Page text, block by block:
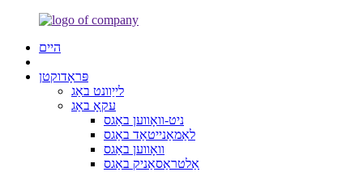
היים
פּראָדוקטן
לייַוונט באַג
עקאָ באַג
ניט-וואָווען באַגס
לאַמאַנייטאַד באַגס
וואָווען באַגס
אַלטראַסאַניק באַגס